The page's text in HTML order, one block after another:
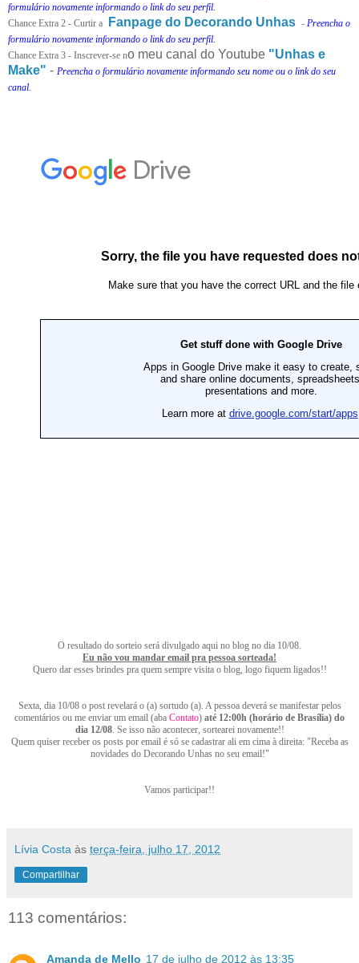
formulário novamente informando o link do seu perfil.
Chance Extra 2 - Curtir a
Fanpage do Decorando Unhas - Preencha o
formulário novamente informando o link do seu perfil.
Chance Extra 3 - Inscrever-se no meu canal do Youtube "Unhas e
Make" - Preencha o formulário novamente informando seu nome ou o link do seu
canal.
O resultado do sorteio será divulgado aqui no blog no dia 10/08.
Eu não vou mandar email pra pessoa sorteada!
Quero dar esses brindes pra quem sempre visita o blog, logo fiquem ligados!!
Sexta, dia 10/08 o post revelará o (a) sortudo (a). A pessoa deverá se manifestar pelos
comentários ou me enviar um email (aba Contato) até 12:00h (horário de Brasília) do
dia 12/08. Se isso não acontecer, sortearei novamente!!
Quem quiser receber os posts por email é só se cadastrar ali em cima à direita: "Receba as
novidades do Decorando Unhas no seu email!"
Vamos participar!!
Lívia Costa às terça-feira, julho 17, 2012
Compartilhar
113 comentários:
Amanda de Mello 17 de julho de 2012 às 13:35